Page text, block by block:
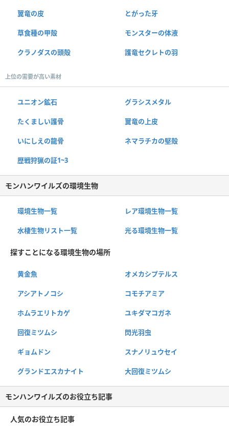
翼竜の皮 とがった牙
草食種の甲殻 モンスターの体液
クラノダスの頭殻 護竜セクレトの羽
上位の需要が高い素材
ユニオン鉱石 グラシスメタル
たくましい護骨 翼竜の上皮
いにしえの龍骨 ネマラチカの堅殻
歴戦狩猟の証1~3
モンハンワイルズの環境生物
環境生物一覧 レア環境生物一覧
水棲生物リスト一覧 光る環境生物一覧
探すことになる環境生物の場所
黄金魚 オメカシプテルス
アシアトノコシ コモチアミア
ホムラエリトカゲ ユキダマコガネ
回復ミツムシ 閃光羽虫
ギョムドン スナノリュウセイ
グランドエスカナイト 大回復ミツムシ
モンハンワイルズのお役立ち記事
人気のお役立ち記事